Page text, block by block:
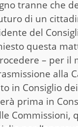
tranne che
di un
del
questa
– per il
alla
in Consiglio
prima in
Commissioni,